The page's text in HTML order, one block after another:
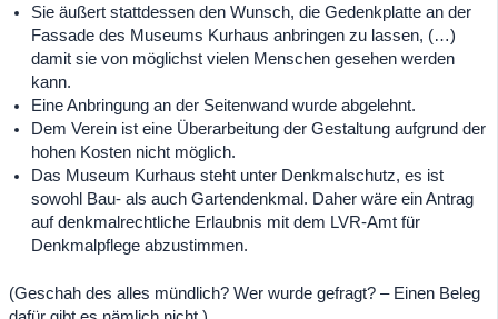
Sie äußert stattdessen den Wunsch, die Gedenkplatte an der
Fassade des Museums Kurhaus anbringen zu lassen, (…)
damit sie von möglichst vielen Menschen gesehen werden
kann.
Eine Anbringung an der Seitenwand wurde abgelehnt.
Dem Verein ist eine Überarbeitung der Gestaltung aufgrund der
hohen Kosten nicht möglich.
Das Museum Kurhaus steht unter Denkmalschutz, es ist
sowohl Bau- als auch Gartendenkmal. Daher wäre ein Antrag
auf denkmalrechtliche Erlaubnis mit dem LVR-Amt für
Denkmalpflege abzustimmen.
(Geschah des alles mündlich? Wer wurde gefragt? – Einen Beleg